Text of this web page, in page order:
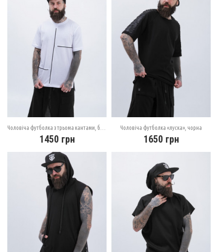
1450 грн
Чоловіча футболка «луска», чорна
1650 грн